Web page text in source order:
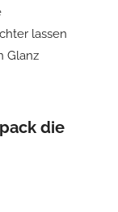
lassen
Glanz
die